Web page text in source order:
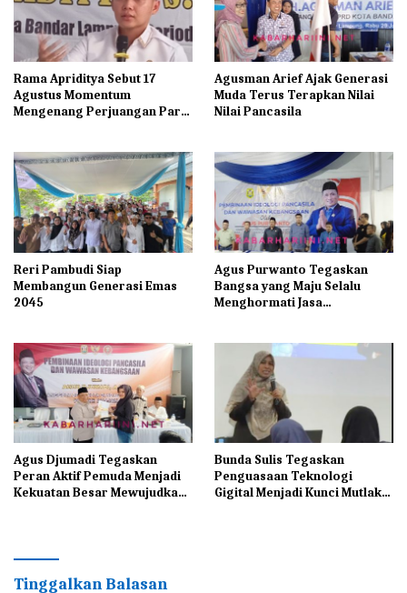
Rama Apriditya Sebut 17
Agustus Momentum
Mengenang Perjuangan Para
Agusman Arief Ajak Generasi
Muda Terus Terapkan Nilai
Nilai Pancasila
Reri Pambudi Siap
Membangun Generasi Emas
2045
Agus Purwanto Tegaskan
Bangsa yang Maju Selalu
Menghormati Jasa
Agus Djumadi Tegaskan
Peran Aktif Pemuda Menjadi
Kekuatan Besar Mewujudkan
Bunda Sulis Tegaskan
Penguasaan Teknologi
Gigital Menjadi Kunci Mutlak
Tinggalkan Balasan